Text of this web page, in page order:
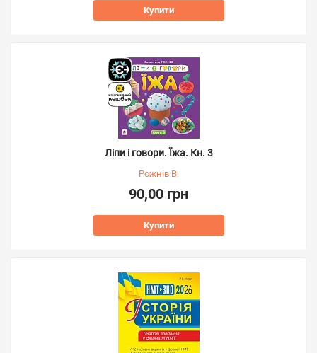
Купити
Ліпи і говори. Їжа. Кн. 3
Рожнів В.
90,00 грн
Купити